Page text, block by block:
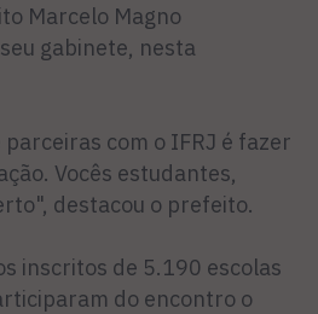
Marcelo Magno
gabinete, nesta
com o IFRJ é fazer
Vocês estudantes,
destacou o prefeito.
inscritos de 5.190 escolas
do encontro o